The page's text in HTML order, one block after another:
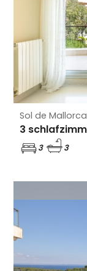
Sol de Mallorca
3 3